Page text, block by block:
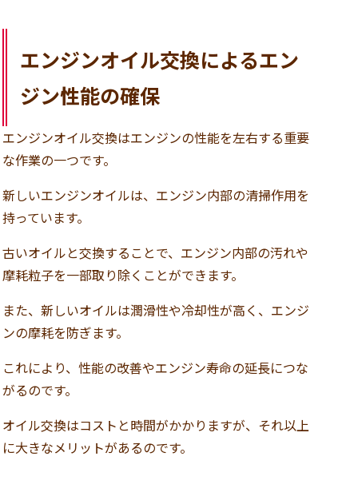
エンジンオイル交換によるエン
ジン性能の確保
エンジンオイル交換はエンジンの性能を左右する重要
な作業の一つです。
新しいエンジンオイルは、エンジン内部の清掃作用を
持っています。
古いオイルと交換することで、エンジン内部の汚れや
摩耗粒子を一部取り除くことができます。
また、新しいオイルは潤滑性や冷却性が高く、エンジ
ンの摩耗を防ぎます。
これにより、性能の改善やエンジン寿命の延長につな
がるのです。
オイル交換はコストと時間がかかりますが、それ以上
に大きなメリットがあるのです。